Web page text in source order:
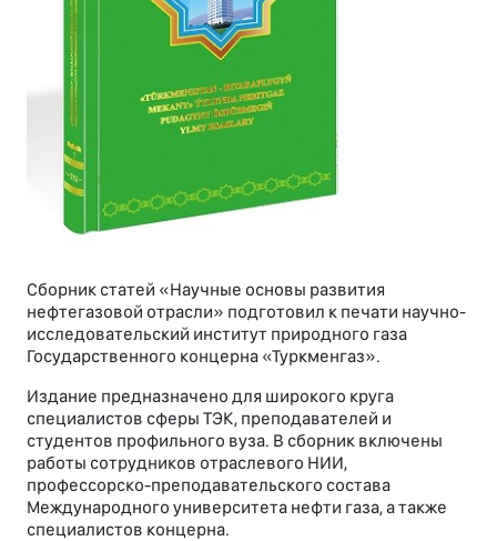
Сборник статей «Научные основы развития
нефтегазовой отрасли» подготовил к печати научно-
исследовательский институт природного газа
Государственного концерна «Туркменгаз».
Издание предназначено для широкого круга
специалистов сферы ТЭК, преподавателей и
студентов профильного вуза. В сборник включены
работы сотрудников отраслевого НИИ,
профессорско-преподавательского состава
Международного университета нефти газа, а также
специалистов концерна.